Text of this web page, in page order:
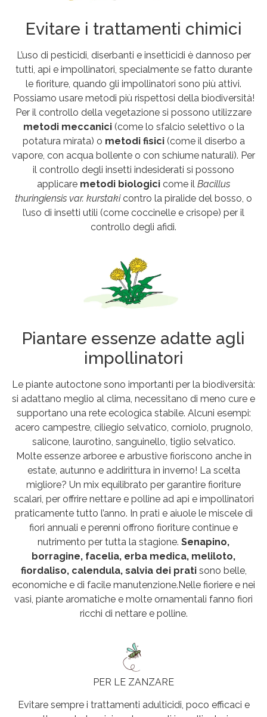
Evitare i trattamenti chimici
L’uso di pesticidi, diserbanti e insetticidi è dannoso per
tutti, api e impollinatori, specialmente se fatto durante
le fioriture, quando gli impollinatori sono più attivi.
Possiamo usare metodi più rispettosi della biodiversità!
Per il controllo della vegetazione si possono utilizzare
metodi meccanici(come lo sfalcio selettivo o la
potatura mirata) o metodi fisici(come il diserbo a
vapore, con acqua bollente o con schiume naturali). Per
il controllo degli insetti indesiderati si possono
applicare metodi biologici come il Bacillus
thuringiensis var. kurstakicontro la piralide del bosso, o
l’uso di insetti utili (come coccinelle e crisope) per il
controllo degli afidi.
Piantare essenze adatte agli
impollinatori
Le piante autoctone sono importanti per la biodiversità:
si adattano meglio al clima, necessitano di meno cure e
supportano una rete ecologica stabile. Alcuni esempi:
acero campestre, ciliegio selvatico, corniolo, prugnolo,
salicone, laurotino, sanguinello, tiglio selvatico.
Molte essenze arboree e arbustive fioriscono anche in
estate, autunno e addirittura in inverno! La scelta
migliore? Un mix equilibrato per garantire fioriture
scalari, per offrire nettare e polline ad api e impollinatori
praticamente tutto l’anno. In prati e aiuole le miscele di
fiori annuali e perenni offrono fioriture continue e
nutrimento per tutta la stagione. Senapino,
borragine, facelia, erba medica, meliloto,
fiordaliso, calendula, salvia dei pratisono belle,
economiche e di facile manutenzione.Nelle fioriere e nei
vasi, piante aromatiche e molte ornamentali fanno fiori
ricchi di nettare e polline.
PER LE ZANZARE
Evitare sempre i trattamenti adulticidi, poco efficaci e